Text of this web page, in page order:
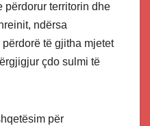
përdorur territorin dhe
ndërsa
të gjitha mjetet
çdo sulmi të
për